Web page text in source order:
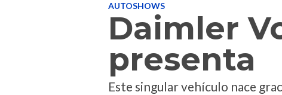
AUTOSHOWS
Daimler
presenta
Este singular vehículo nace